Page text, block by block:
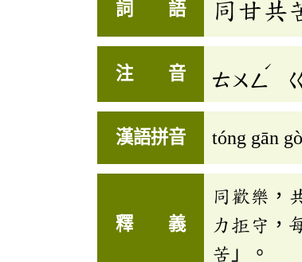
詞 語 同甘共
注 音 ㄊㄨㄥ
ˊ
漢語拼音 tóng gān
釋 義
同歡樂，
力拒守，
苦」。